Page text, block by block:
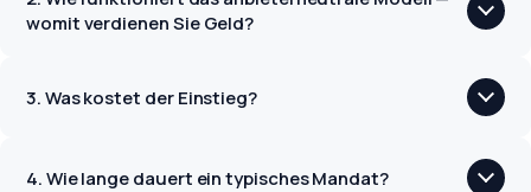
womit verdienen Sie Geld?
3. Was kostet der Einstieg?
4. Wie lange dauert ein typisches Mandat?